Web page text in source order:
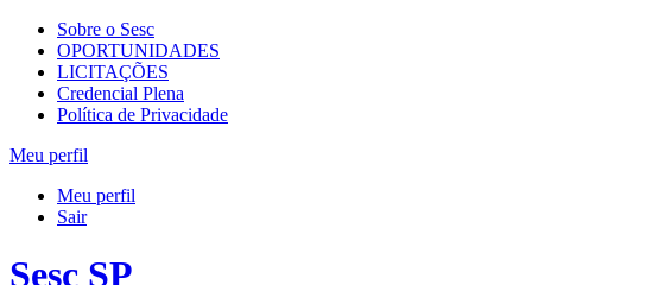
Sobre o Sesc
OPORTUNIDADES
LICITAÇÕES
Credencial Plena
Política de Privacidade
Meu perfil
Meu perfil
Sair
Sesc SP